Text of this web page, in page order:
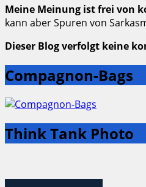
Meine Meinung ist frei von
kann aber Spuren von
Dieser Blog verfolgt keine
Compagnon-Bags
Think Tank Photo